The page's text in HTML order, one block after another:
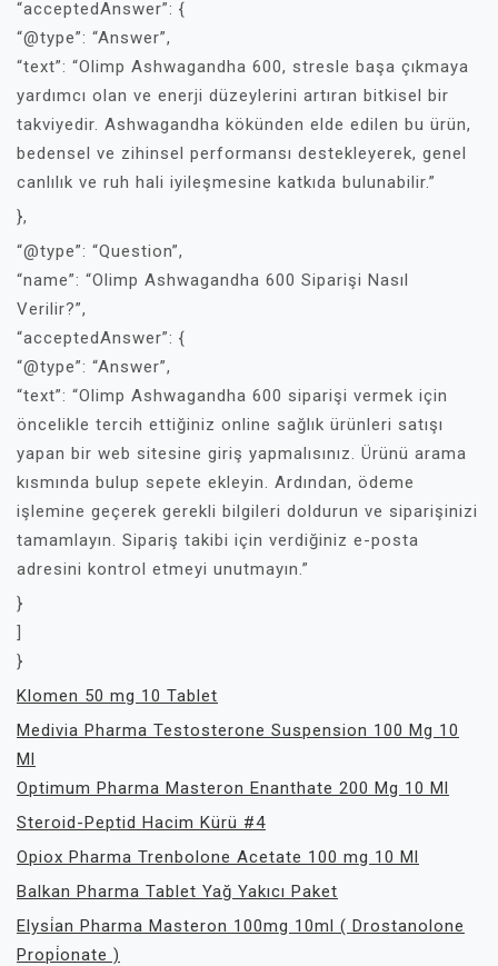
“acceptedAnswer”: {
“@type”: “Answer”,
“text”: “Olimp Ashwagandha 600, stresle başa çıkmaya
yardımcı olan ve enerji düzeylerini artıran bitkisel bir
takviyedir. Ashwagandha kökünden elde edilen bu ürün,
bedensel ve zihinsel performansı destekleyerek, genel
canlılık ve ruh hali iyileşmesine katkıda bulunabilir.”
},
“@type”: “Question”,
“name”: “Olimp Ashwagandha 600 Siparişi Nasıl
Verilir?”,
“acceptedAnswer”: {
“@type”: “Answer”,
“text”: “Olimp Ashwagandha 600 siparişi vermek için
öncelikle tercih ettiğiniz online sağlık ürünleri satışı
yapan bir web sitesine giriş yapmalısınız. Ürünü arama
kısmında bulup sepete ekleyin. Ardından, ödeme
işlemine geçerek gerekli bilgileri doldurun ve siparişinizi
tamamlayın. Sipariş takibi için verdiğiniz e-posta
adresini kontrol etmeyi unutmayın.”
}
]
}
Klomen 50 mg 10 Tablet
Medivia Pharma Testosterone Suspension 100 Mg 10
Ml
Optimum Pharma Masteron Enanthate 200 Mg 10 Ml
Steroid-Peptid Hacim Kürü #4
Opiox Pharma Trenbolone Acetate 100 mg 10 Ml
Balkan Pharma Tablet Yağ Yakıcı Paket
Elysi̇an Pharma Masteron 100mg 10ml ( Drostanolone
Propi̇onate )